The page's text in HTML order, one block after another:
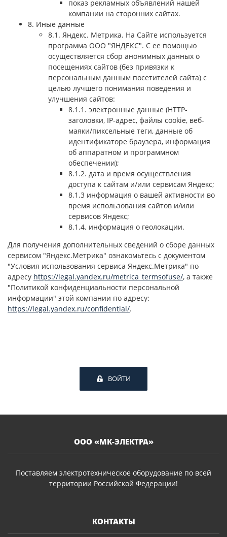
показ рекламных объявлений нашей
компании на сторонних сайтах.
8. Иные данные
8.1. Яндекс. Метрика. На Сайте используется
программа ООО "ЯНДЕКС". С ее помощью
осуществляется сбор анонимных данных о
посещениях сайтов (без привязки к
персональным данным посетителей сайта) с
целью лучшего понимания поведения и
улучшения сайтов:
8.1.1. электронные данные (HTTP-
заголовки, IP-адрес, файлы cookie, веб-
маяки/пиксельные теги, данные об
идентификаторе браузера, информация
об аппаратном и программном
обеспечении);
8.1.2. дата и время осуществления
доступа к сайтам и/или сервисам Яндекс;
8.1.3 информация о вашей активности во
время использования сайтов и/или
сервисов Яндекс;
8.1.4. информация о геолокации.
Для получения дополнительных сведений о сборе данных
сервисом "Яндекс.Метрика" ознакомьтесь с документом
"Условия использования сервиса Яндекс.Метрика" по
адресу https://legal.yandex.ru/metrica_termsofuse/, а также
"Политикой конфиденциальности персональной
информации" этой компании по адресу:
https://legal.yandex.ru/confidential/.
ВОЙТИ
ООО «МК-ЭЛЕКТРА»
Поставляем электротехническое оборудование по всей
территории Российской Федерации!
КОНТАКТЫ